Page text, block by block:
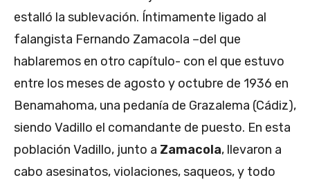
estalló la sublevación. Íntimamente ligado al
falangista Fernando Zamacola –del que
hablaremos en otro capítulo- con el que estuvo
entre los meses de agosto y octubre de 1936 en
Benamahoma, una pedanía de Grazalema (Cádiz),
siendo Vadillo el comandante de puesto. En esta
población Vadillo, junto a Zamacola, llevaron a
cabo asesinatos, violaciones, saqueos, y todo